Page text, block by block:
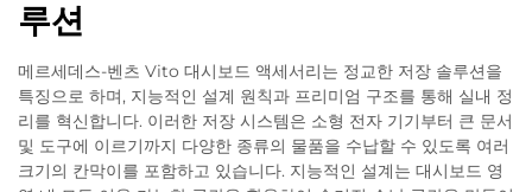
루션
메르세데스-벤츠 Vito 대시보드 액세서리는 정교한 저장 솔루션을
특징으로 하며, 지능적인 설계 원칙과 프리미엄 구조를 통해 실내 정
리를 혁신합니다. 이러한 저장 시스템은 소형 전자 기기부터 큰 문서
및 도구에 이르기까지 다양한 종류의 물품을 수납할 수 있도록 여러
크기의 칸막이를 포함하고 있습니다. 지능적인 설계는 대시보드 영